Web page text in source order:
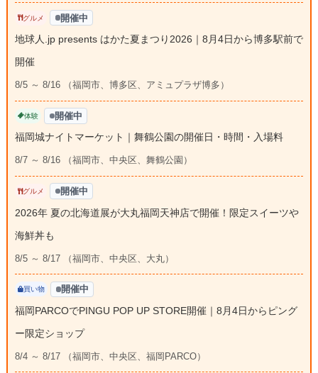
グルメ 開催中
地球人.jp presents はかた夏まつり2026｜8月4日から博多駅前で
開催
8/5 ～ 8/16 （福岡市、博多区、アミュプラザ博多）
体験 開催中
福岡城ナイトマーケット｜舞鶴公園の開催日・時間・入場料
8/7 ～ 8/16 （福岡市、中央区、舞鶴公園）
グルメ 開催中
2026年 夏の北海道展が大丸福岡天神店で開催！限定スイーツや
海鮮丼も
8/5 ～ 8/17 （福岡市、中央区、大丸）
買い物 開催中
福岡PARCOでPINGU POP UP STORE開催｜8月4日からピング
ー限定ショップ
8/4 ～ 8/17 （福岡市、中央区、福岡PARCO）